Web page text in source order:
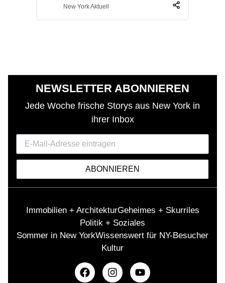
New York Aktuell
NEWSLETTER ABONNIEREN
Jede Woche frische Storys aus New York in
ihrer Inbox
ABONNIEREN
Immobilien + ArchitekturGeheimes + Skurriles
Politik + Soziales
Sommer in New YorkWissenswert für NY-Besucher
Kultur